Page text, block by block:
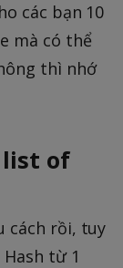
các bạn 10
mà có thể
thì nhớ
list of
cách rồi, tuy
từ 1